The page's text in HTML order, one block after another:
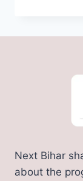
Next Bihar
about the